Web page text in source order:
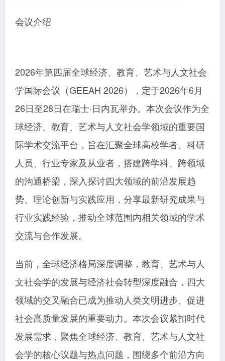
会议介绍
2026年第四届全球经济、教育、艺术与人文社会
学国际会议（GEEAH 2026），定于2026年6月
26日至28日在瑞士·日内瓦举办。本次会议作为全
球经济、教育、艺术与人文社会学领域的重要国
际学术交流平台，旨在汇聚全球高校学者、科研
人员、行业专家及从业者，搭建跨学科、跨领域
的沟通桥梁，深入探讨四大领域的前沿发展趋
势、理论创新与实践应用，分享最新研究成果与
行业实践经验，推动全球范围内相关领域的学术
交流与合作发展。
当前，全球经济格局深度调整，教育、艺术与人
文社会学的发展与经济社会转型深度融合，四大
领域的交叉融合已成为推动人类文明进步、促进
社会高质量发展的重要动力。本次会议紧扣时代
发展需求，聚焦全球经济、教育、艺术与人文社
会学的核心议题与热点问题，围绕多个前沿方向